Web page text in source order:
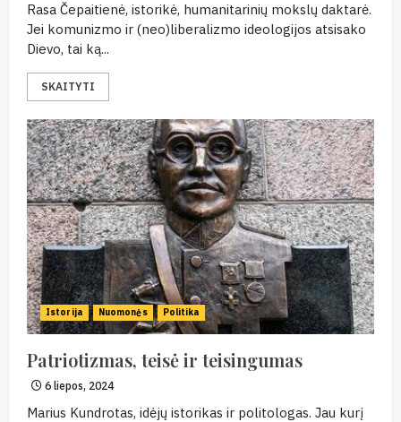
Rasa Čepaitienė, istorikė, humanitarinių mokslų daktarė.
Jei komunizmo ir (neo)liberalizmo ideologijos atsisako
Dievo, tai ką...
SKAITYTI
Istorija Nuomonės Politika
Patriotizmas, teisė ir teisingumas
6 liepos, 2024
Marius Kundrotas, idėjų istorikas ir politologas. Jau kurį